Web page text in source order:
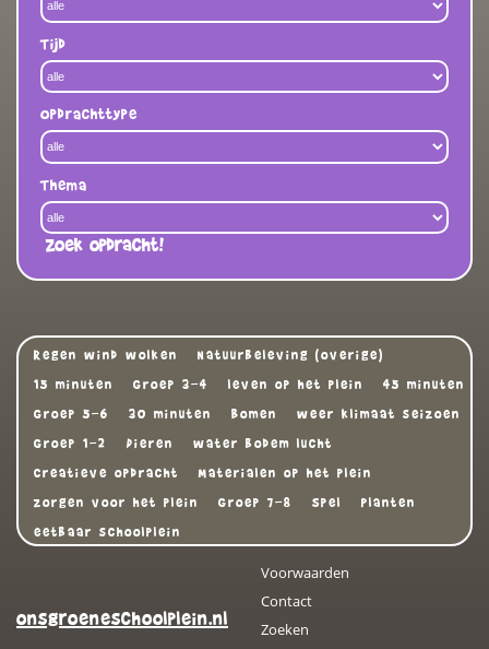
Tijd
Opdrachttype
Thema
Zoek opdracht!
Regen wind wolken
Natuurbeleving (overige)
15 minuten
Groep 3-4 leven op het plein
45 minuten
Groep 5-6
30 minuten Bomen
weer klimaat seizoen
Groep 1-2
Dieren
water bodem lucht
Creatieve opdracht
Materialen op het plein
zorgen voor het plein
Groep 7-8 Spel
Planten
eetbaar schoolplein
onsgroeneschoolplein.nl
Voorwaarden
Contact
Zoeken